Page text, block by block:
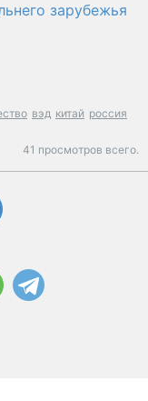
зарубежья
вэд китай россия
41 просмотров всего.